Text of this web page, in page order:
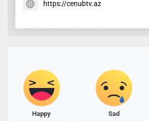
https://cenubtv.az
Happy Sad